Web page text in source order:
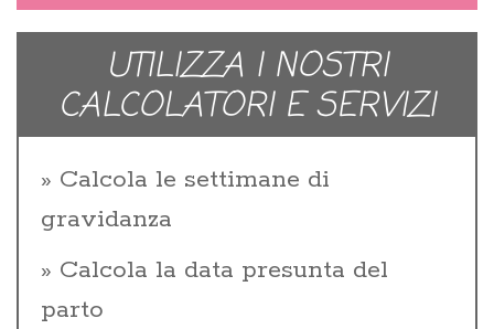
UTILIZZA I NOSTRI
CALCOLATORI E SERVIZI
Calcola le settimane di
gravidanza
Calcola la data presunta del
parto